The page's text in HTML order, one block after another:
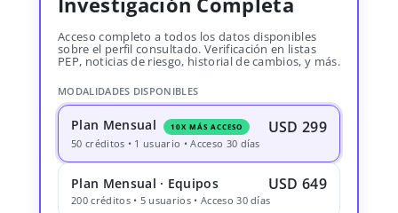
Acceso completo a todos los datos disponibles
sobre el perfil consultado. Verificación en listas
PEP, noticias de riesgo, historial de cambios, y más.
MODALIDADES DISPONIBLES
Plan Mensual 10X MÁS ACCESO USD 299
50 créditos • 1 usuario • Acceso 30 días
Plan Mensual · Equipos USD 649
200 créditos • 5 usuarios • Acceso 30 días